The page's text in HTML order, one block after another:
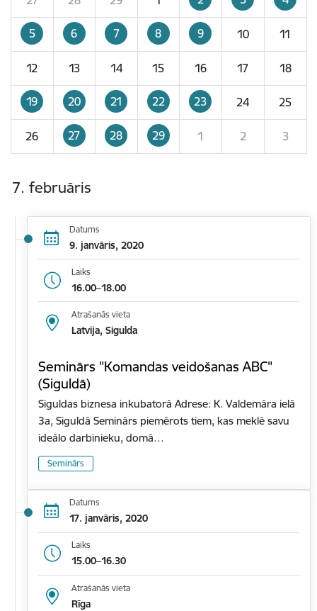
5 6 7 8 9 10 11
12 13 14 15 16 17 18
19 20 21 22 23 24 25
26 27 28 29 1 2 3
7. februāris
Datums
9. janvāris, 2020
Laiks
16.00–18.00
Atrašanās vieta
Latvija, Sigulda
Seminārs "Komandas veidošanas ABC"
(Siguldā)
Siguldas biznesa inkubatorā Adrese: K. Valdemāra ielā
3a, Siguldā Seminārs piemērots tiem, kas meklē savu
ideālo darbinieku, domā…
Seminārs
Datums
17. janvāris, 2020
Laiks
15.00–16.30
Atrašanās vieta
Rīga